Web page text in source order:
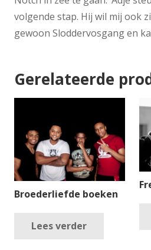
volgende stap. Hij wil mij ook
gewoon Sloddervosgang en
Gerelateerde
Broederliefde boeken
Lees verder